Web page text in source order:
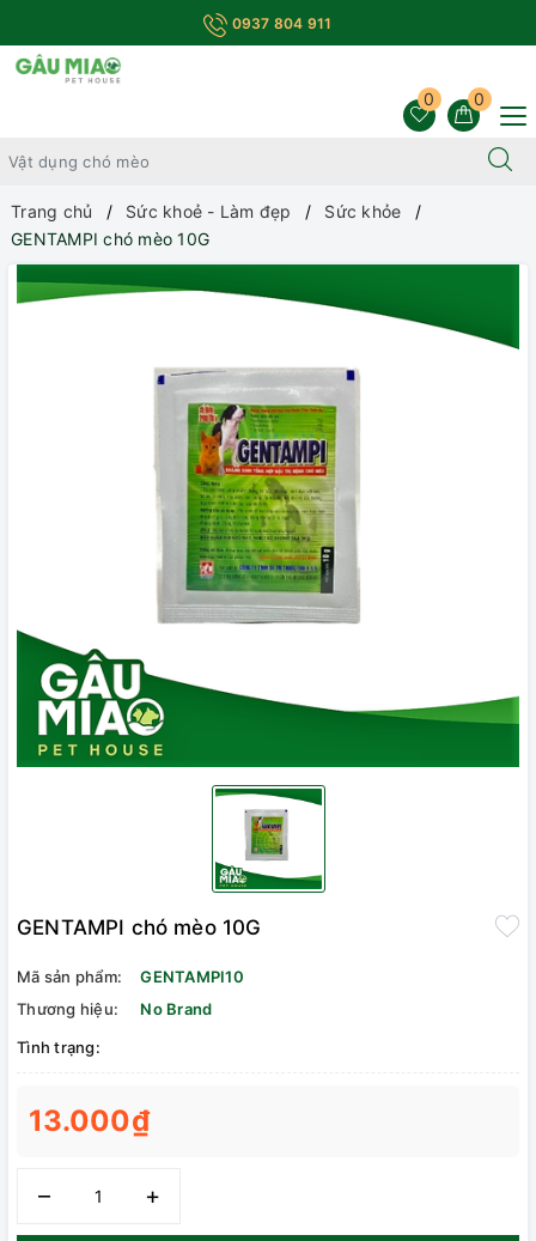
0937 804 911
0
0
Trang chủ Sức khoẻ - Làm đẹp
Sức khỏe
GENTAMPI chó mèo 10G
GENTAMPI chó mèo 10G
Mã sản phẩm:
GENTAMPI10
Thương hiệu:
No Brand
Tình trạng:
13.000₫
– +